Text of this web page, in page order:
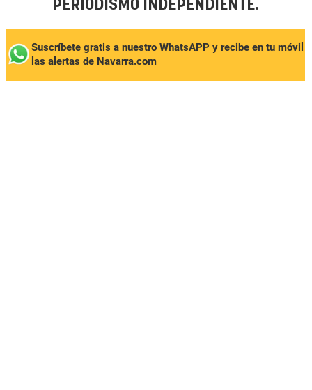
PERIODISMO INDEPENDIENTE.
Suscríbete gratis a nuestro WhatsAPP y recibe en tu móvil
las alertas de Navarra.com